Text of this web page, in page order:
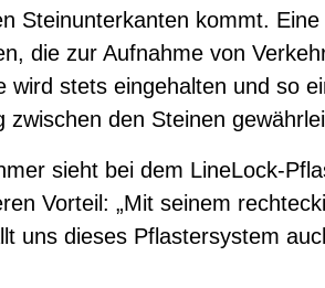
Steinunterkanten kommt.
die zur Aufnahme von
wird stets eingehalten und so
zwischen den Steinen
sieht bei dem LineLock-
Vorteil: „Mit seinem
uns dieses Pflastersystem